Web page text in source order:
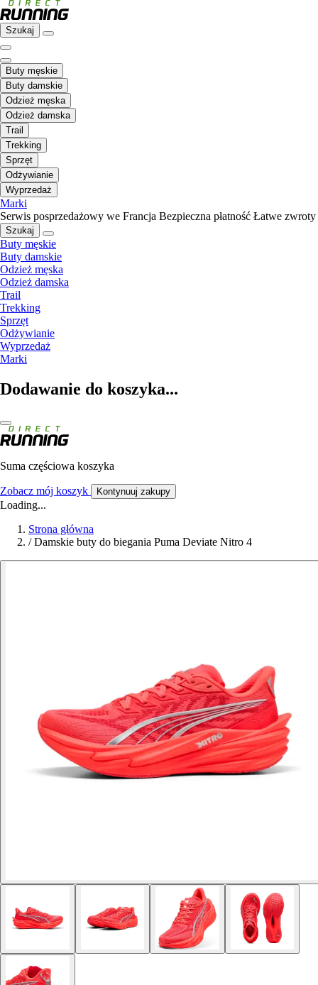
Szukaj
Buty męskie
Buty damskie
Odzież męska
Odzież damska
Trail
Trekking
Sprzęt
Odżywianie
Wyprzedaż
Marki
Serwis posprzedażowy we Francja Bezpieczna płatność Łatwe zwroty
Szukaj
Buty męskie
Buty damskie
Odzież męska
Odzież damska
Trail
Trekking
Sprzęt
Odżywianie
Wyprzedaż
Marki
Dodawanie do koszyka...
Suma częściowa koszyka
Zobacz mój koszyk Kontynuuj zakupy
Loading...
Strona główna
/ Damskie buty do biegania Puma Deviate Nitro 4